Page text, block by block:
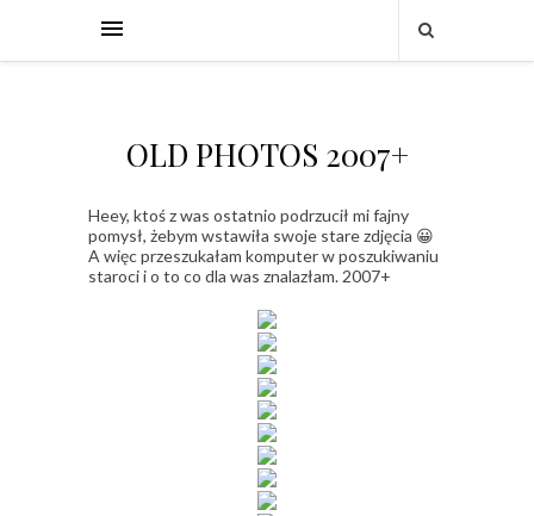
OLD PHOTOS 2007+
Heey, ktoś z was ostatnio podrzucił mi fajny
pomysł, żebym wstawiła swoje stare zdjęcia 😀
A więc przeszukałam komputer w poszukiwaniu
staroci i o to co dla was znalazłam. 2007+